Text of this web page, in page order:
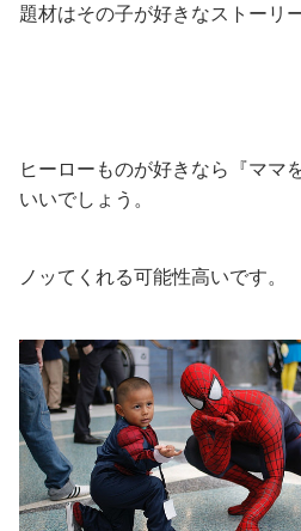
題材はその子が好きなストーリ
ヒーローものが好きなら『ママ
いいでしょう。
ノッてくれる可能性高いです。